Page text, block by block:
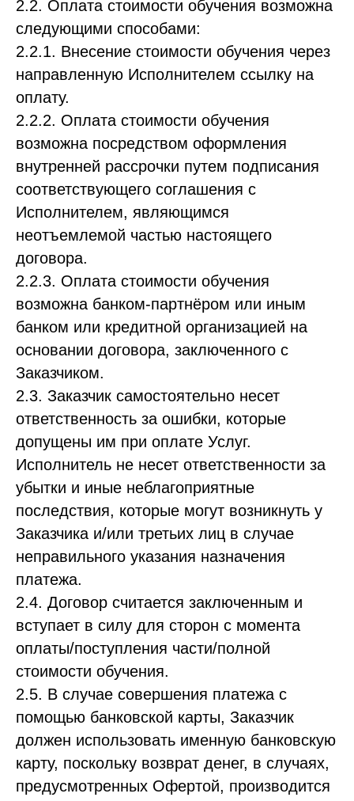
2.2. Оплата стоимости обучения возможна
следующими способами:
2.2.1. Внесение стоимости обучения через
направленную Исполнителем ссылку на
оплату.
2.2.2. Оплата стоимости обучения
возможна посредством оформления
внутренней рассрочки путем подписания
соответствующего соглашения с
Исполнителем, являющимся
неотъемлемой частью настоящего
договора.
2.2.3. Оплата стоимости обучения
возможна банком-партнёром или иным
банком или кредитной организацией на
основании договора, заключенного с
Заказчиком.
2.3. Заказчик самостоятельно несет
ответственность за ошибки, которые
допущены им при оплате Услуг.
Исполнитель не несет ответственности за
убытки и иные неблагоприятные
последствия, которые могут возникнуть у
Заказчика и/или третьих лиц в случае
неправильного указания назначения
платежа.
2.4. Договор считается заключенным и
вступает в силу для сторон с момента
оплаты/поступления части/полной
стоимости обучения.
2.5. В случае совершения платежа с
помощью банковской карты, Заказчик
должен использовать именную банковскую
карту, поскольку возврат денег, в случаях,
предусмотренных Офертой, производится